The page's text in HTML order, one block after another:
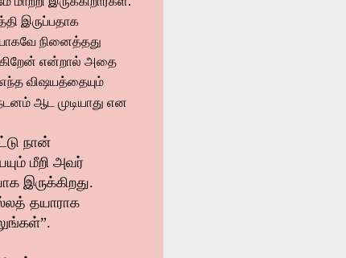
இருப்பதாக
நினைத்தது
என்றால் அதை
விஷயத்தையும்
ஆட முடியாது என
நான்
மீறி அவர்
இருக்கிறது.
தயாராக